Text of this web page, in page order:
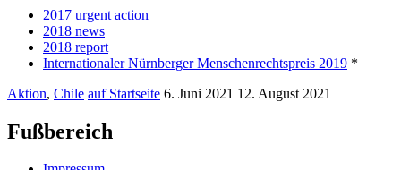
2017 urgent action
2018 news
2018 report
Internationaler Nürnberger Menschenrechtspreis 2019 *
Aktion, Chile auf Startseite 6. Juni 2021 12. August 2021
Fußbereich